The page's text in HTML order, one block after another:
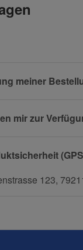
meiner
mir zur
123,